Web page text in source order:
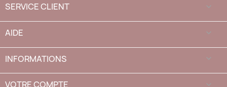
SERVICE CLIENT
AIDE
INFORMATIONS
VOTRE COMPTE